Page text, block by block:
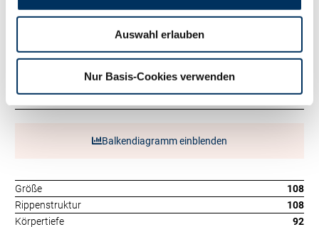
Auswahl erlauben
Nur Basis-Cookies verwenden
RZE 133
Milchtyp
119
Balkendiagramm einblenden
Größe
108
Rippenstruktur
108
Körpertiefe
92